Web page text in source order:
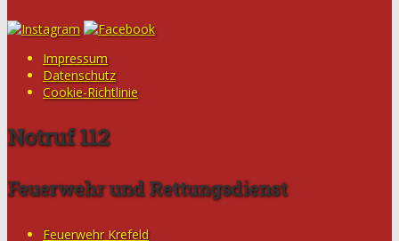
Impressum
Datenschutz
Cookie-Richtlinie
Notruf 112
Feuerwehr und Rettungsdienst
Feuerwehr Krefeld